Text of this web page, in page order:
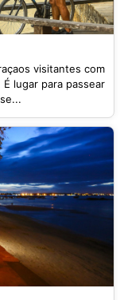
visitantes com
lugar para passear